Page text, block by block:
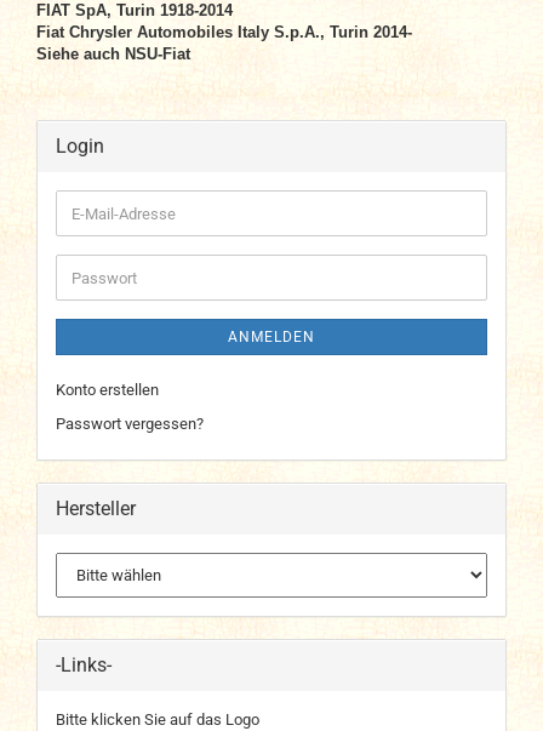
FIAT SpA, Turin 1918-2014
Fiat Chrysler Automobiles Italy S.p.A., Turin 2014-
Siehe auch NSU-Fiat
Login
E-
Mail-
Adresse
Passwort
ANMELDEN
Konto erstellen
Passwort vergessen?
Hersteller
-Links-
Bitte klicken Sie auf das Logo